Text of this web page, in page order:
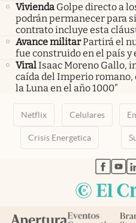
Vivienda Golpe directo a
podrán permanecer para
contrato incluye esta
Avance militarPartirá el
fue construido en el país
ViralIsaac Moreno Gallo,
caída del Imperio
la Luna en el año 1000”
Netflix Celulares
Crisis Energetica
abre